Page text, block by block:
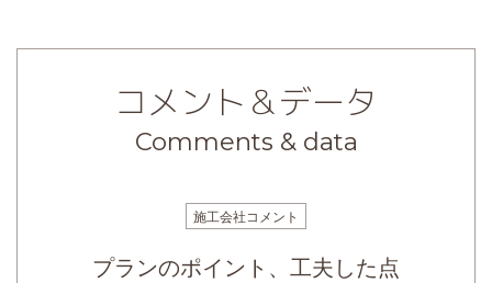
コメント＆データ
Comments & data
施工会社コメント
プランのポイント、工夫した点